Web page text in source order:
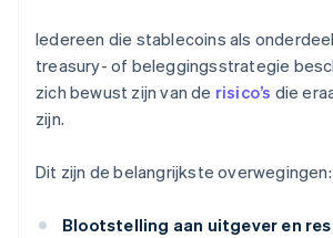
Iedereen die stablecoins als
treasury- of beleggingsstrategie
zich bewust zijn van de risico’s die
zijn.
Dit zijn de belangrijkste overwegingen:
Blootstelling aan uitgever en